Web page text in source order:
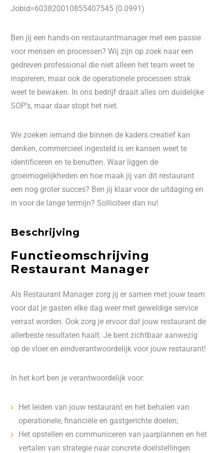
Jobid=603820010855407545 (0.0991)
Ben jij een hands-on restaurantmanager met een passie
voor mensen en processen? Wij zijn op zoek naar een
gedreven professional die niet alleen het team weet te
inspireren, maar ook de operationele processen strak
weet te bewaken. In ons bedrijf draait alles om duidelijke
SOP’s, maar daar stopt het niet.
We zoeken iemand die binnen de kaders creatief kan
denken, commercieel ingesteld is en kansen weet te
identificeren en te benutten. Waar liggen de
groeimogelijkheden en hoe maak jij van dit restaurant
een nog groter succes? Ben jij klaar voor de uitdaging en
in voor de lange termijn? Solliciteer dan nu!
Beschrijving
Functieomschrijving
Restaurant Manager
Als Restaurant Manager zorg jij er samen met jouw team
voor dat je gasten elke dag weer met geweldige service
verrast worden. Ook zorg je ervoor dat jouw restaurant de
allerbeste resultaten haalt. Je bent zichtbaar aanwezig
op de vloer en eindverantwoordelijk voor jouw restaurant!
In het kort ben je verantwoordelijk voor:
Het leiden van jouw restaurant en het behalen van
operationele, financiële en gastgerichte doelen;
Het opstellen en communiceren van jaarplannen en het
vertalen van strategie naar concrete doelstellingen